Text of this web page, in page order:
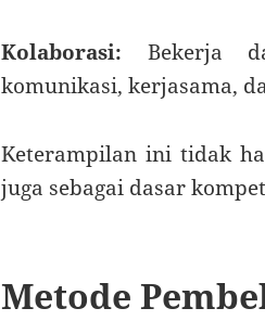
Kolaborasi: Bekerja
komunikasi, kerjasama,
Keterampilan ini tidak
juga sebagai dasar
Metode